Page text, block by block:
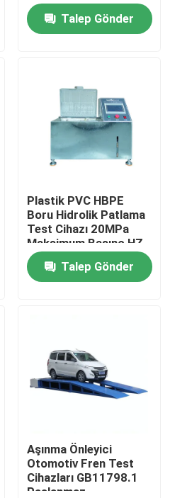
Test Cihazı
Talep Gönder
Plastik PVC HBPE
Boru Hidrolik Patlama
Test Cihazı 20MPa
Maksimum Basınç HZ-
1377
Talep Gönder
Aşınma Önleyici
Otomotiv Fren Test
Cihazları GB11798.1
Paslanmaz